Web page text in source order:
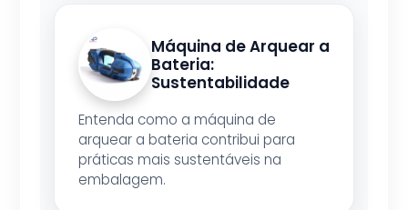
Máquina de Arquear a
Bateria:
Sustentabilidade
Entenda como a máquina de
arquear a bateria contribui para
práticas mais sustentáveis na
embalagem.